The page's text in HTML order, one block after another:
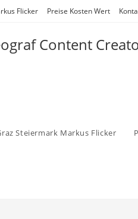
Flicker Preise Kosten Wert
Content
Steiermark Markus Flicker